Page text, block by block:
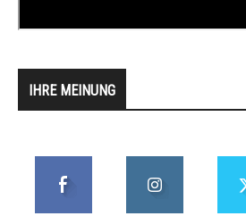
IHRE MEINUNG